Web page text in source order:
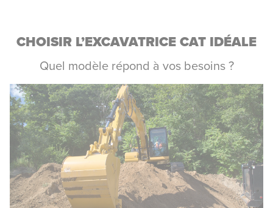
CHOISIR L’EXCAVATRICE CAT IDÉALE
Quel modèle répond à vos besoins ?